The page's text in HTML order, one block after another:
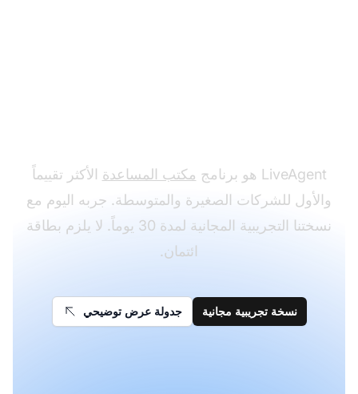
LiveAgent هو برنامج مكتب المساعدة الأكثر تقييماً
والأول للشركات الصغيرة والمتوسطة. جربه اليوم مع
نسختنا التجريبية المجانية لمدة 30 يوماً. لا يلزم بطاقة
ائتمان.
نسخة تجريبية مجانية جدولة عرض توضيحي